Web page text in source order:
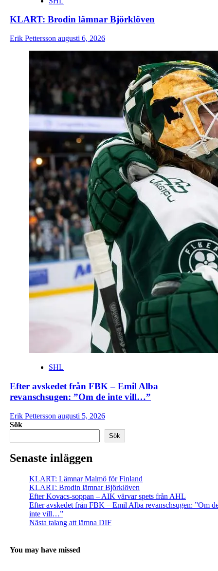
KLART: Brodin lämnar Björklöven
Erik Pettersson augusti 6, 2026
SHL
Efter avskedet från FBK – Emil Alba
revanschsugen: ”Om de inte vill…”
Erik Pettersson augusti 5, 2026
Sök
Sök
Senaste inläggen
KLART: Lämnar Malmö för Finland
KLART: Brodin lämnar Björklöven
Efter Kovacs-soppan – AIK värvar spets från AHL
Efter avskedet från FBK – Emil Alba revanschsugen: ”Om
inte vill…”
Nästa talang att lämna DIF
You may have missed